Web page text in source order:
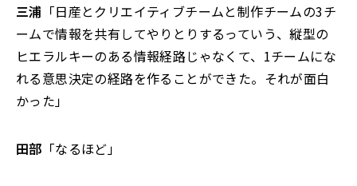
三浦 「日産とクリエイティブチームと制作チームの3チ
ームで情報を共有してやりとりするっていう、縦型の
ヒエラルキーのある情報経路じゃなくて、1チームにな
れる意思決定の経路を作ることができた。それが面白
かった」
田部 「なるほど」